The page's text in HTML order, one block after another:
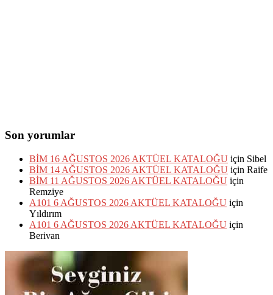
Son yorumlar
BİM 16 AĞUSTOS 2026 AKTÜEL KATALOĞU için Sibel
BİM 14 AĞUSTOS 2026 AKTÜEL KATALOĞU için Raife
BİM 11 AĞUSTOS 2026 AKTÜEL KATALOĞU için
Remziye
A101 6 AĞUSTOS 2026 AKTÜEL KATALOĞU için
Yıldırım
A101 6 AĞUSTOS 2026 AKTÜEL KATALOĞU için
Berivan